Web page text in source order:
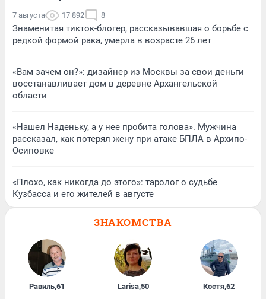
7 августа 17 892 8
Знаменитая тикток-блогер, рассказывавшая о борьбе с
редкой формой рака, умерла в возрасте 26 лет
«Вам зачем он?»: дизайнер из Москвы за свои деньги
восстанавливает дом в деревне Архангельской
области
«Нашел Наденьку, а у нее пробита голова». Мужчина
рассказал, как потерял жену при атаке БПЛА в Архипо-
Осиповке
«Плохо, как никогда до этого»: таролог о судьбе
Кузбасса и его жителей в августе
ЗНАКОМСТВА
Равиль,61 Larisa,50 Костя,62